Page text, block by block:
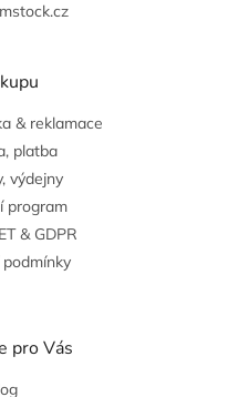
& reklamace
platba
výdejny
program
& GDPR
pro Vás